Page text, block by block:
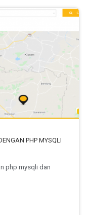
PHP MYSQLI
php mysqli dan